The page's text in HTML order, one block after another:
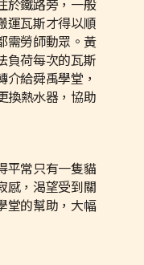
運瓦斯才得以順
需勞師動眾。黃
負荷每次的瓦斯
給舜禹學堂，
換熱水器，協助
平常只有一隻貓
感，渴望受到關
堂的幫助，大幅